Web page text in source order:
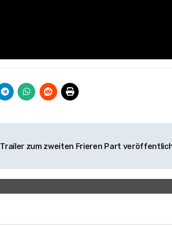
Trailer zum zweiten Frieren Part